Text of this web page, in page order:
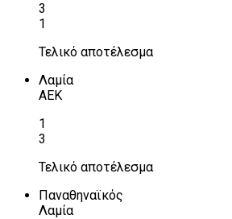
3
1
Τελικό αποτέλεσμα
Λαμία
ΑΕΚ
1
3
Τελικό αποτέλεσμα
Παναθηναϊκός
Λαμία